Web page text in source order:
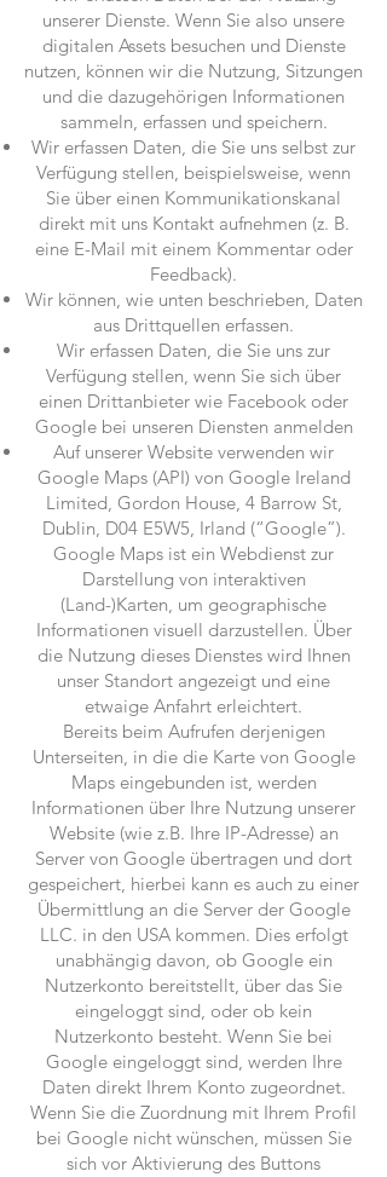
unserer Dienste. Wenn Sie also unsere
digitalen Assets besuchen und Dienste
nutzen, können wir die Nutzung, Sitzungen
und die dazugehörigen Informationen
sammeln, erfassen und speichern.
Wir erfassen Daten, die Sie uns selbst zur
Verfügung stellen, beispielsweise, wenn
Sie über einen Kommunikationskanal
direkt mit uns Kontakt aufnehmen (z. B.
eine E-Mail mit einem Kommentar oder
Feedback).
Wir können, wie unten beschrieben, Daten
aus Drittquellen erfassen.
Wir erfassen Daten, die Sie uns zur
Verfügung stellen, wenn Sie sich über
einen Drittanbieter wie Facebook oder
Google bei unseren Diensten anmelden
Auf unserer Website verwenden wir
Google Maps (API) von Google Ireland
Limited, Gordon House, 4 Barrow St,
Dublin, D04 E5W5, Irland (“Google”).
Google Maps ist ein Webdienst zur
Darstellung von interaktiven
(Land-)Karten, um geographische
Informationen visuell darzustellen. Über
die Nutzung dieses Dienstes wird Ihnen
unser Standort angezeigt und eine
etwaige Anfahrt erleichtert.
Bereits beim Aufrufen derjenigen
Unterseiten, in die die Karte von Google
Maps eingebunden ist, werden
Informationen über Ihre Nutzung unserer
Website (wie z.B. Ihre IP-Adresse) an
Server von Google übertragen und dort
gespeichert, hierbei kann es auch zu einer
Übermittlung an die Server der Google
LLC. in den USA kommen. Dies erfolgt
unabhängig davon, ob Google ein
Nutzerkonto bereitstellt, über das Sie
eingeloggt sind, oder ob kein
Nutzerkonto besteht. Wenn Sie bei
Google eingeloggt sind, werden Ihre
Daten direkt Ihrem Konto zugeordnet.
Wenn Sie die Zuordnung mit Ihrem Profil
bei Google nicht wünschen, müssen Sie
sich vor Aktivierung des Buttons